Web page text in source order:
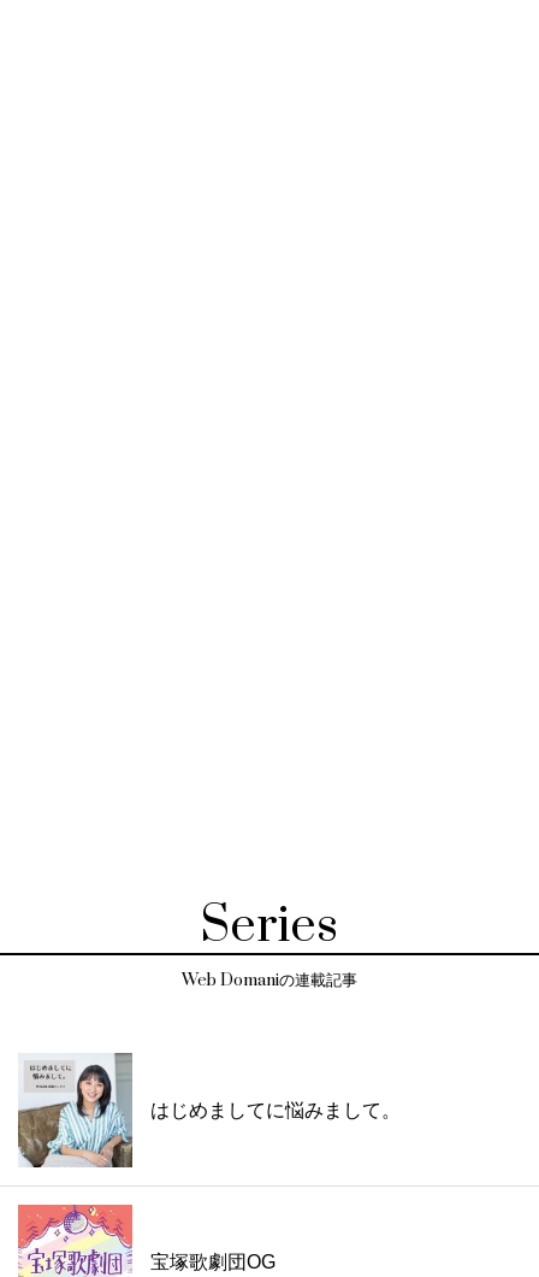
Series
Web Domaniの連載記事
はじめましてに悩みまして。
宝塚歌劇団OG